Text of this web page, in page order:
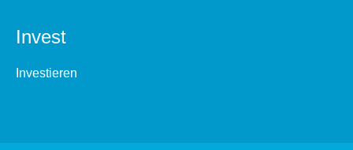
Invest
Investieren